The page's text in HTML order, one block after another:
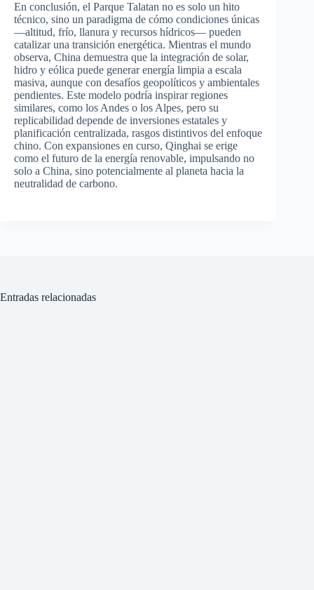
En conclusión, el Parque Talatan no es solo un hito
técnico, sino un paradigma de cómo condiciones únicas
—altitud, frío, llanura y recursos hídricos— pueden
catalizar una transición energética. Mientras el mundo
observa, China demuestra que la integración de solar,
hidro y eólica puede generar energía limpia a escala
masiva, aunque con desafíos geopolíticos y ambientales
pendientes. Este modelo podría inspirar regiones
similares, como los Andes o los Alpes, pero su
replicabilidad depende de inversiones estatales y
planificación centralizada, rasgos distintivos del enfoque
chino. Con expansiones en curso, Qinghai se erige
como el futuro de la energía renovable, impulsando no
solo a China, sino potencialmente al planeta hacia la
neutralidad de carbono.
Entradas relacionadas